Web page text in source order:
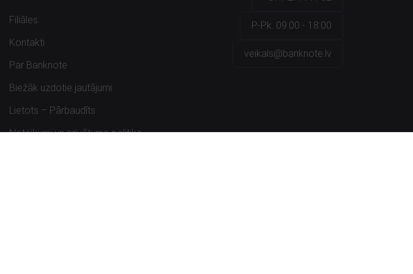
Filiāles
Kontakti
Par Banknote
Biežāk uzdotie jautājumi
Lietots – Pārbaudīts
Noteikumi un privātuma politika
P.-Pk. 09:00 - 18:00
veikals@banknote.lv